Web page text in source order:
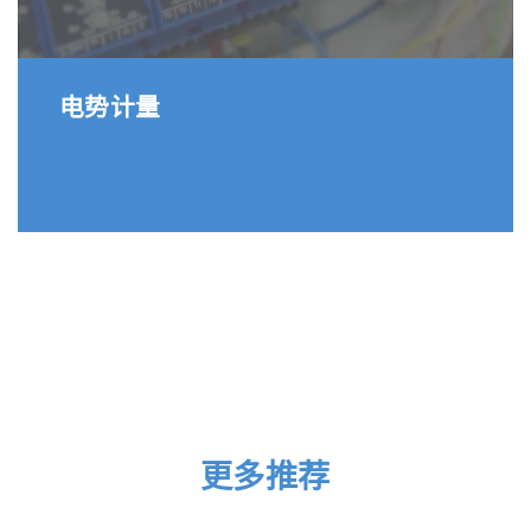
电势计量
更多推荐